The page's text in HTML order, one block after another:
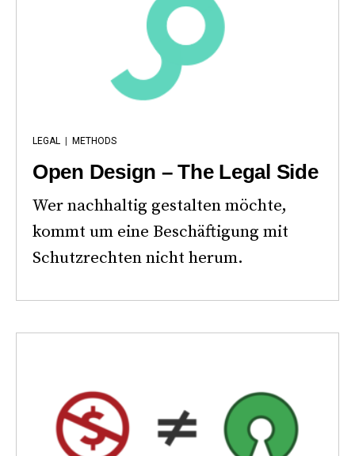
LEGAL | METHODS
Open Design – The Legal Side
Wer nachhaltig gestalten möchte,
kommt um eine Beschäftigung mit
Schutzrechten nicht herum.